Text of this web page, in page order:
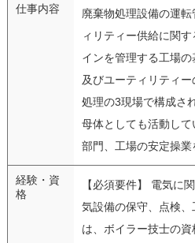
仕事内容
廃棄物処理設備の運
ィリティー供給に関
インを管理する工場
及びユーティリティ
処理の3現場で構成さ
母体としても活動し
部門、工場の安定操業
経験・資
格
【必須要件】 電気に
気設備の保守、点検
は、ボイラー技士の